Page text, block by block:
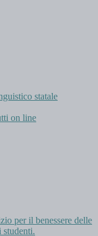
statale
on line
per il benessere delle
studenti.